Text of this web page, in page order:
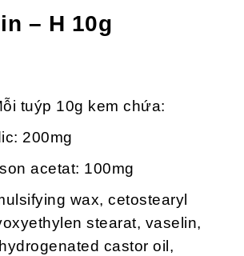
– H 10g
tuýp 10g kem chứa:
200mg
acetat: 100mg
wax, cetostearyl
stearat, vaselin,
castor oil,